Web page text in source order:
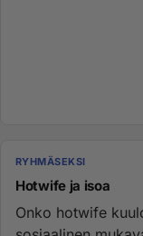
RYHMÄSEKSI
Hotwife ja isoa
Onko hotwife